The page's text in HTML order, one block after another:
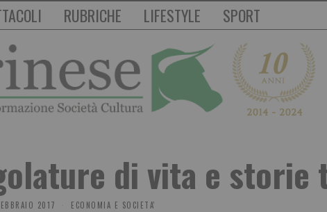
RUBRICHE LIFESTYLE SPORT
di vita e storie
2017 ECONOMIA E SOCIETA'